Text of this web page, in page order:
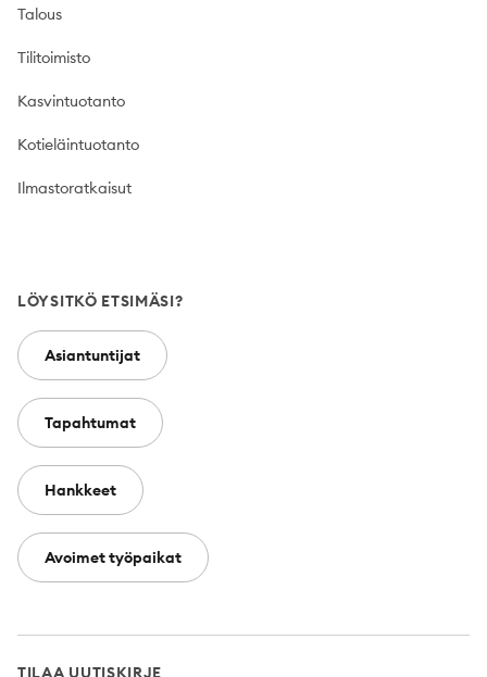
Talous
Tilitoimisto
Kasvintuotanto
Kotieläintuotanto
Ilmastoratkaisut
LÖYSITKÖ ETSIMÄSI?
Asiantuntijat
Tapahtumat
Hankkeet
Avoimet työpaikat
TILAA UUTISKIRJE